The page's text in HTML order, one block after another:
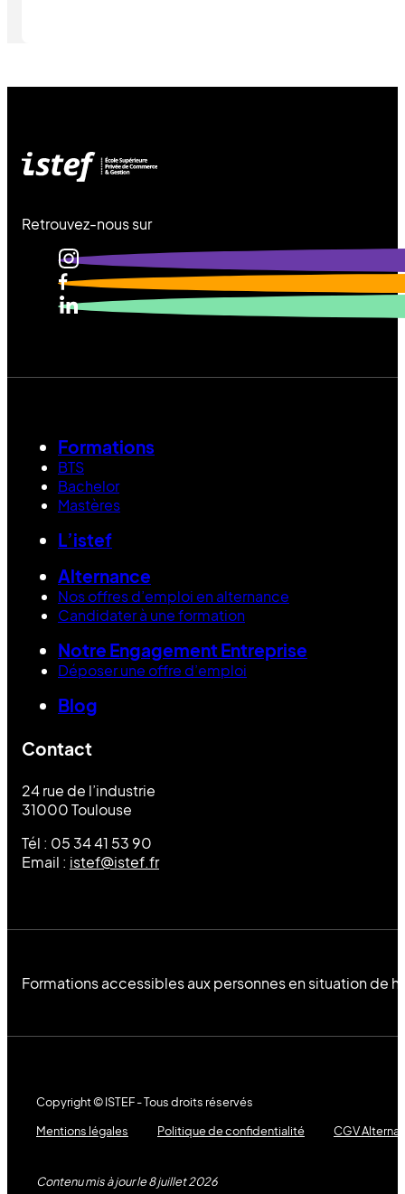
Retrouvez-nous sur
Formations
BTS
Bachelor
Mastères
L’istef
Alternance
Nos offres d’emploi en alternance
Candidater à une formation
Notre Engagement Entreprise
Déposer une offre d’emploi
Blog
Contact
24 rue de l’industrie
31000 Toulouse
Tél : 05 34 41 53 90
Email : istef@istef.fr
Formations accessibles aux personnes en situation de
Copyright © ISTEF - Tous droits réservés
Mentions légales
Politique de confidentialité CGV
Contenu mis à jour le 8 juillet 2026